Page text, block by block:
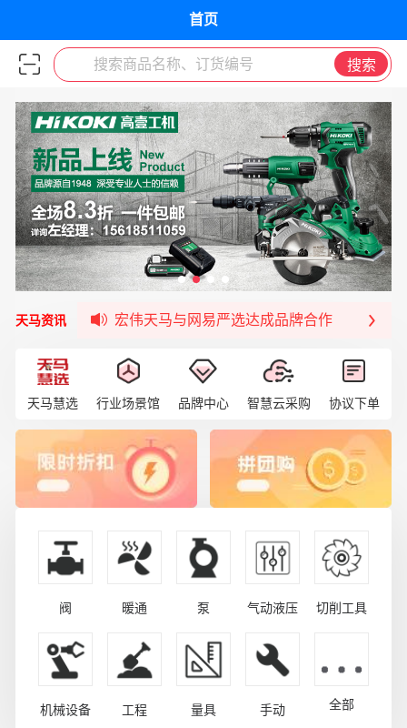
首页
搜索商品名称、订货编号 搜索
天马资讯
宏伟天马平台喜迎战略合作伙伴——航天动力
签约喜讯 | 宏伟与中铝集团成功签约！
宏伟天马与网易严选达成品牌合作
天马慧选 行业场景馆 品牌中心 智慧云采购 协议下单
阀 暖通 泵 气动液压 切削工具
机械设备 工程 量具 手动 全部